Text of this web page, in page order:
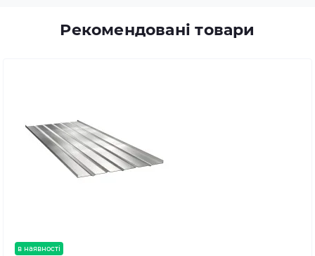
Рекомендовані товари
в наявності